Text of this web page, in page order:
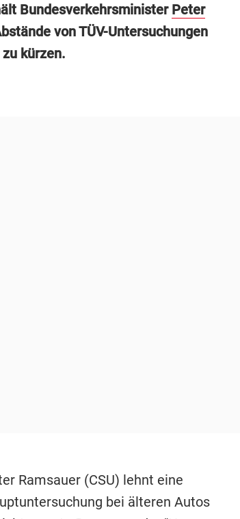
Bundesverkehrsminister Peter
von TÜV-Untersuchungen
kürzen.
Ramsauer (CSU) lehnt eine
bei älteren Autos